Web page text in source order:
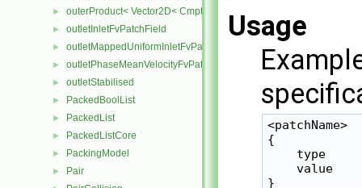
► outerProduct< Vector2D< Cmpt >, Vector2D< Cmpt > >
► outletInletFvPatchField
► outletMappedUniformInletFvPatchField
► outletPhaseMeanVelocityFvPatchVectorField
► outletStabilised
► PackedBoolList
► PackedList
► PackedListCore
► PackingModel
► Pair
Usage
<patchName>
{
type
value